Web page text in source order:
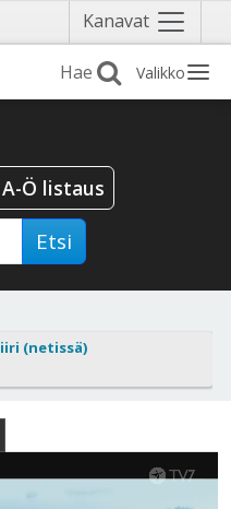
Kanavat Näytä
valikko
Valikko
A-Ö listaus
Etsi
(netissä)